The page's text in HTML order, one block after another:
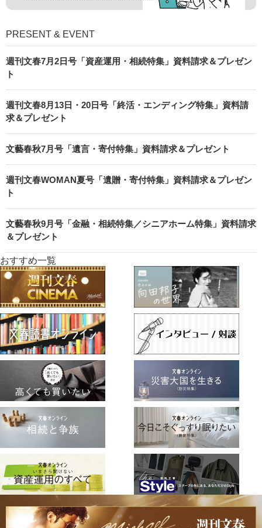
PRESENT & EVENT
週刊文春7月2日号「資産運用・相続特集」資料請求＆プレゼン
ト
週刊文春8月13日・20日号「終活・エンディング特集」資料請
求＆プレゼント
文藝春秋7月号「遺言・寄付特集」資料請求＆プレゼント
週刊文春WOMAN夏号「遺贈・寄付特集」資料請求＆プレゼン
ト
文藝春秋9月号「金融・相続特集／シニアホーム特集」資料請求
＆プレゼント
おすすめ一覧